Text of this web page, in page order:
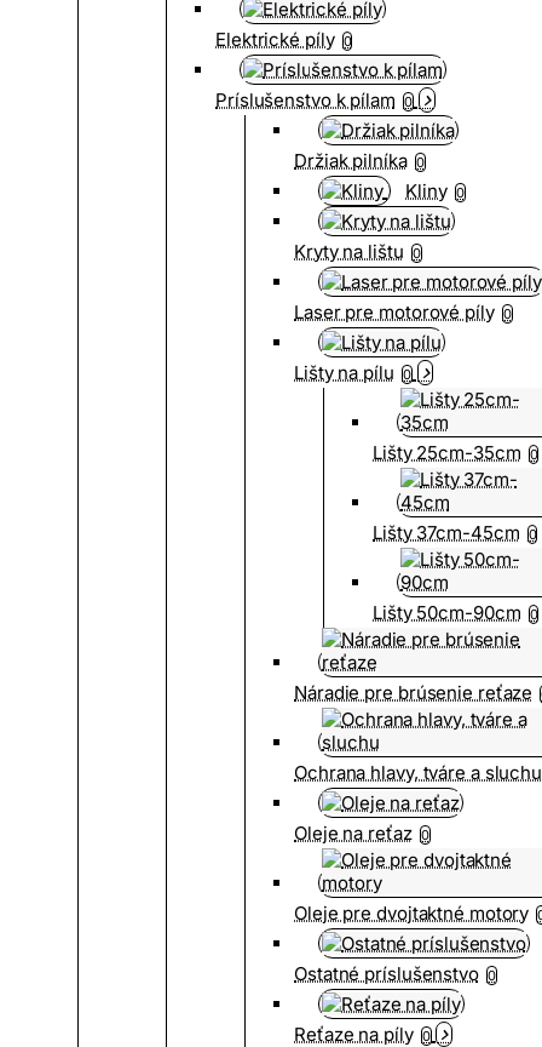
Elektrické píly 0
Príslušenstvo k pílam 0
Držiak pilníka 0
Kliny 0
Kryty na lištu 0
Laser pre motorové píly 0
Lišty na pílu 0
Lišty 25cm-35cm 0
Lišty 37cm-45cm 0
Lišty 50cm-90cm 0
Náradie pre brúsenie reťaze
Ochrana hlavy, tváre a sluchu
Oleje na reťaz 0
Oleje pre dvojtaktné motory
Ostatné príslušenstvo 0
Reťaze na píly 0